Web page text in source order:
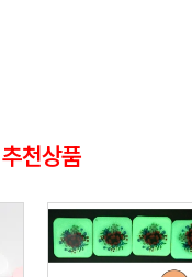
추천상품